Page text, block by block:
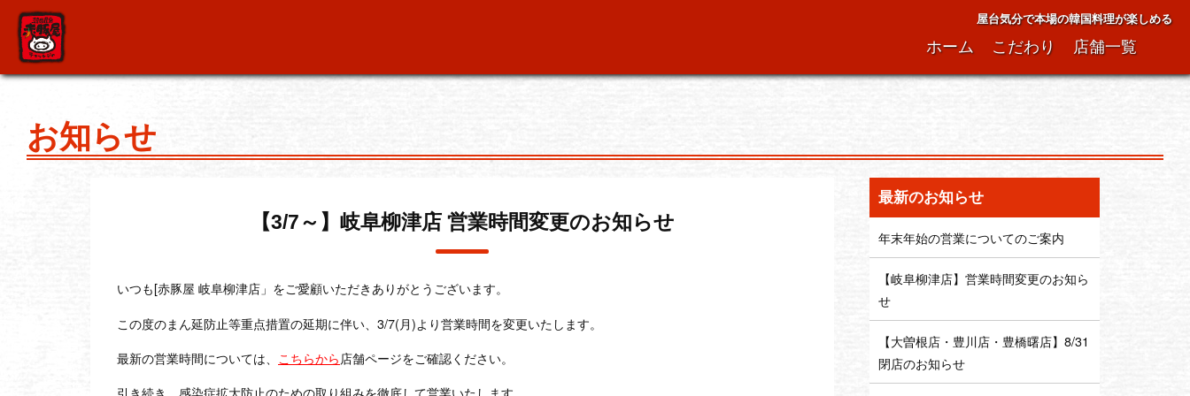
屋台気分で本場の韓国料理が楽しめる
ホーム こだわり 店舗一覧
お知らせ
【3/7～】岐阜柳津店 営業時間変更のお知らせ
いつも[赤豚屋 岐阜柳津店」をご愛顧いただきありがとうございます。
この度のまん延防止等重点措置の延期に伴い、3/7(月)より営業時間を変更いたします。
最新の営業時間については、 こちらから店舗ページをご確認ください。
最新のお知らせ
年末年始の営業についてのご案内
【岐阜柳津店】営業時間変更のお知ら
せ
【大曽根店・豊川店・豊橋曙店】8/31
閉店のお知らせ